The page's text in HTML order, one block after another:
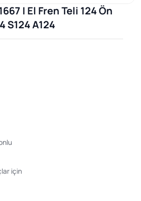
| El Fren Teli 124 Ön
S124 A124
için